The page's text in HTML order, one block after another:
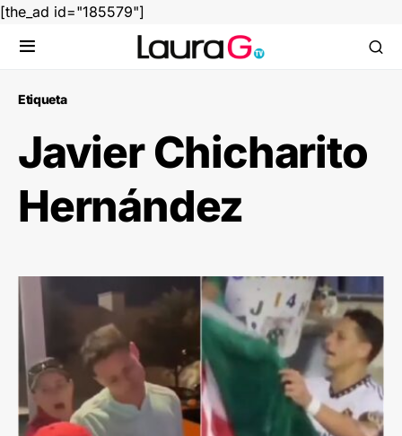
[the_ad id="185579"]
Etiqueta
Javier Chicharito
Hernández